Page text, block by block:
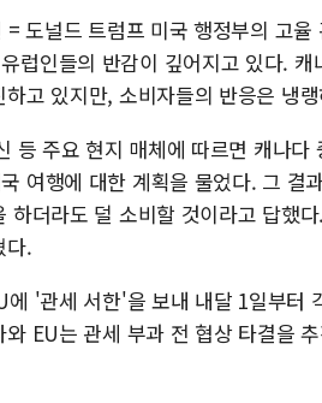
도널드 트럼프 미국 행정부의 고
럽인들의 반감이 깊어지고 있다.
고 있지만, 소비자들의 반응은 냉
등 주요 현지 매체에 따르면 캐나
여행에 대한 계획을 물었다. 그 결
하더라도 덜 소비할 것이라고 답했
다.
에 '관세 서한'을 보내 내달 1일부터
EU는 관세 부과 전 협상 타결을